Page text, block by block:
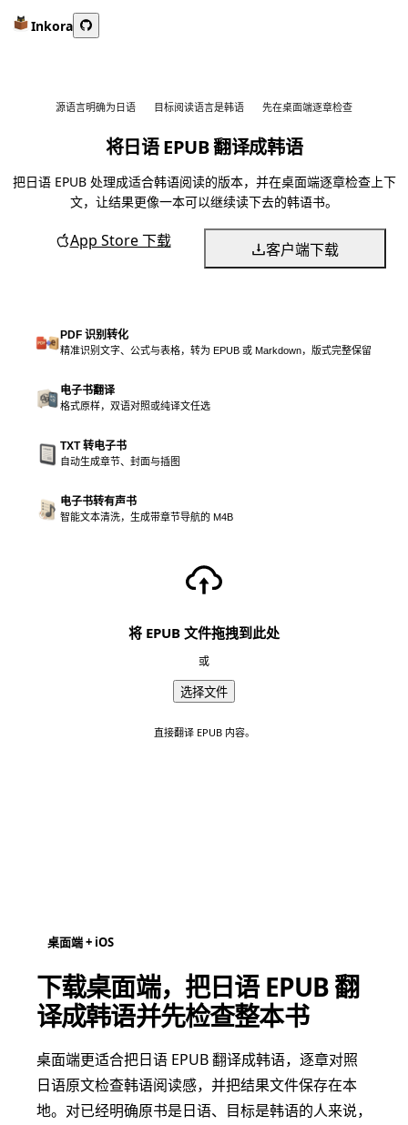
Inkora
源语言明确为日语 目标阅读语言是韩语 先在桌面端逐章检查
将日语 EPUB 翻译成韩语
把日语 EPUB 处理成适合韩语阅读的版本，并在桌面端逐章检查上下
文，让结果更像一本可以继续读下去的韩语书。
App Store 下载 客户端下载
PDF 识别转化
精准识别文字、公式与表格，转为 EPUB 或 Markdown，版式完整保留
电子书翻译
格式原样，双语对照或纯译文任选
TXT 转电子书
自动生成章节、封面与插图
电子书转有声书
智能文本清洗，生成带章节导航的 M4B
将 EPUB 文件拖拽到此处
或
选择文件
直接翻译 EPUB 内容。
桌面端 + iOS
下载桌面端，把日语 EPUB 翻
译成韩语并先检查整本书
桌面端更适合把日语 EPUB 翻译成韩语，逐章对照
日语原文检查韩语阅读感，并把结果文件保存在本
地。对已经明确原书是日语、目标是韩语的人来说，